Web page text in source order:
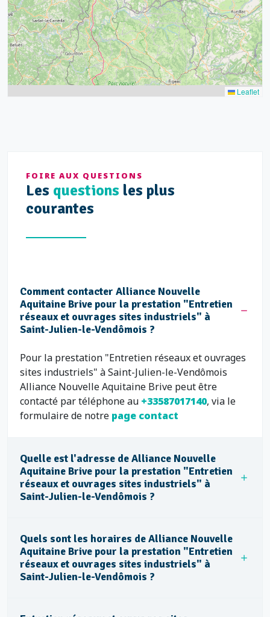
Leaflet
FOIRE AUX QUESTIONS
Les questions les plus
courantes
Comment contacter Alliance Nouvelle
Aquitaine Brive pour la prestation "Entretien
réseaux et ouvrages sites industriels" à
Saint-Julien-le-Vendômois ?
Pour la prestation "Entretien réseaux et ouvrages
sites industriels" à Saint-Julien-le-Vendômois
Alliance Nouvelle Aquitaine Brive peut être
contacté par téléphone au +33587017140, via le
formulaire de notre page contact
Quelle est l'adresse de Alliance Nouvelle
Aquitaine Brive pour la prestation "Entretien
réseaux et ouvrages sites industriels" à
Saint-Julien-le-Vendômois ?
Quels sont les horaires de Alliance Nouvelle
Aquitaine Brive pour la prestation "Entretien
réseaux et ouvrages sites industriels" à
Saint-Julien-le-Vendômois ?